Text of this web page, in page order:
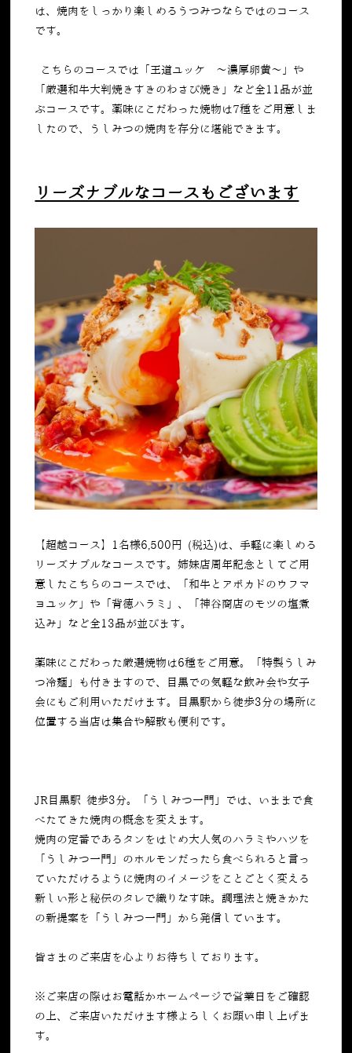
は、焼肉をしっかり楽しめるうつみつならではのコース
です。
こちらのコースでは「王道ユッケ 〜濃厚卵黄〜」や
「厳選和牛大判焼きすきのわさび焼き」など全11品が並
ぶコースです。薬味にこだわった焼物は7種をご用意しま
したので、うしみつの焼肉を存分に堪能できます。
リーズナブルなコースもございます
【超越コース】 1名様6,500円 (税込)は、手軽に楽しめる
リーズナブルなコースです。姉妹店周年記念としてご用
意したこちらのコースでは、「和牛とアボカドのウフマ
ヨユッケ」や「背徳ハラミ」、「神谷商店のモツの塩煮
込み」など全13品が並びます。
薬味にこだわった厳選焼物は6種をご用意。「特製うしみ
つ冷麺」も付きますので、目黒での気軽な飲み会や女子
会にもご利用いただけます。目黒駅から徒歩3分の場所に
位置する当店は集合や解散も便利です。
JR目黒駅 徒歩3分。「うしみつ一門」では、いままで食
べたてきた焼肉の概念を変えます。
焼肉の定番であるタンをはじめ大人気のハラミやハツを
「うしみつ一門」のホルモンだったら食べられると言っ
ていただけるように焼肉のイメージをことごとく変える
新しい形と秘伝のタレで織りなす味。調理法と焼きかた
の新提案を「うしみつ一門」から発信しています。
皆さまのご来店を心よりお待ちしております。
※ご来店の際はお電話かホームページで営業日をご確認
の上、ご来店いただけます様よろしくお願い申し上げま
す。